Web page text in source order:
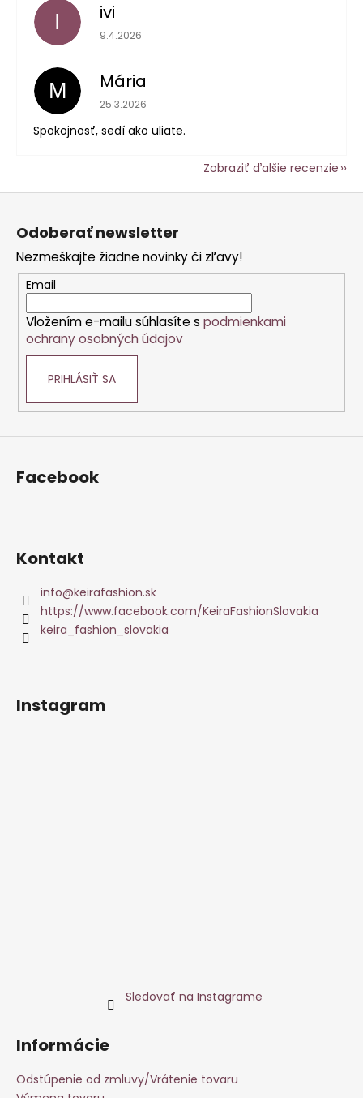
I ivi
Hodnotenie obchodu je 5 z 5 hviezdičiek.
9.4.2026
M Mária
Hodnotenie obchodu je 5 z 5 hviezdičiek.
25.3.2026
Spokojnosť, sedí ako uliate.
Zobraziť ďalšie recenzie
Z
Odoberať newsletter
Nezmeškajte žiadne novinky či zľavy!
Email
Vložením e-mailu súhlasíte s podmienkami
ochrany osobných údajov
PRIHLÁSIŤ SA
Facebook
Kontakt
info@keirafashion.sk
https://www.facebook.com/KeiraFashionSlovakia
keira_fashion_slovakia
Instagram
Sledovať na Instagrame
Informácie
Odstúpenie od zmluvy/Vrátenie tovaru